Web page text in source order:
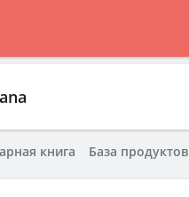
книга База продуктов